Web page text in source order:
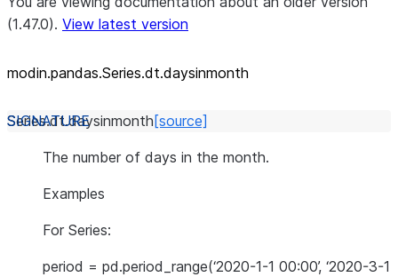
(1.47.0). View latest version
modin.pandas.Series.dt.daysinmonth
Series.dt.daysinmonth [source]
The number of days in the month.
Examples
For Series:
period = pd.period_range(‘2020-1-1 00:00’, ‘2020-3-1